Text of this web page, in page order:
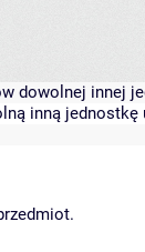
dowolnej innej
inną jednostkę